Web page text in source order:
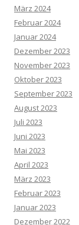
März 2024
Februar 2024
Januar 2024
Dezember 2023
November 2023
Oktober 2023
September 2023
August 2023
Juli 2023
Juni 2023
Mai 2023
April 2023
März 2023
Februar 2023
Januar 2023
Dezember 2022